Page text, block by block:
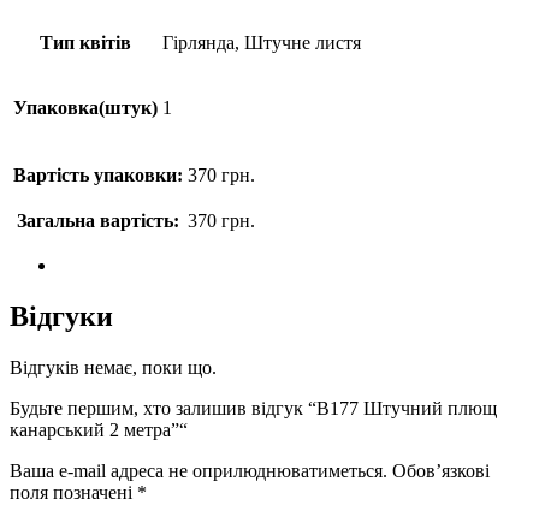
Тип квітів Гірлянда, Штучне листя
Упаковка(штук) 1
Вартість упаковки: 370 грн.
Загальна вартість: 370 грн.
Відгуки
Відгуків немає, поки що.
Будьте першим, хто залишив відгук “B177 Штучний плющ
канарський 2 метра”“
Ваша e-mail адреса не оприлюднюватиметься. Обов’язкові
поля позначені *